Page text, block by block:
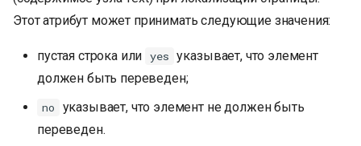
Этот атрибут может принимать следующие значения:
пустая строка или yes указывает, что элемент
должен быть переведен;
no
указывает, что элемент не должен быть
переведен.